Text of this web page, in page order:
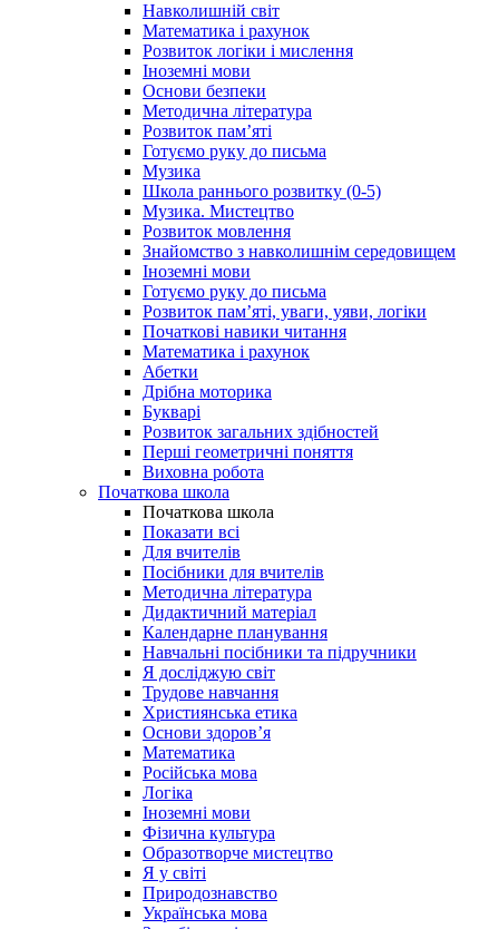
Навколишній світ
Математика і рахунок
Розвиток логіки і мислення
Іноземні мови
Основи безпеки
Методична література
Розвиток пам’яті
Готуємо руку до письма
Музика
Школа раннього розвитку (0-5)
Музика. Мистецтво
Розвиток мовлення
Знайомство з навколишнім середовищем
Іноземні мови
Готуємо руку до письма
Розвиток пам’яті, уваги, уяви, логіки
Початкові навики читання
Математика і рахунок
Абетки
Дрібна моторика
Букварі
Розвиток загальних здібностей
Перші геометричні поняття
Виховна робота
Початкова школа
Початкова школа
Показати всі
Для вчителів
Посібники для вчителів
Методична література
Дидактичний матеріал
Календарне планування
Навчальні посібники та підручники
Я досліджую світ
Трудове навчання
Християнська етика
Основи здоров’я
Математика
Російська мова
Логіка
Іноземні мови
Фізична культура
Образотворче мистецтво
Я у світі
Природознавство
Українська мова